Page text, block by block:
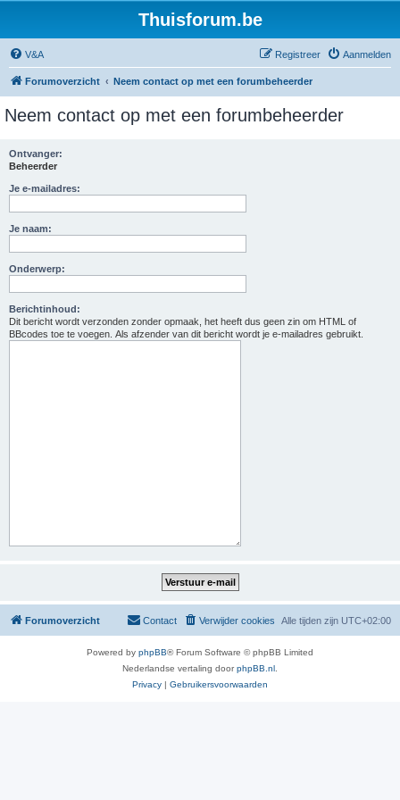
Thuisforum.be
V&A Aanmelden
Registreer
Forumoverzicht Neem contact op met een forumbeheerder
Neem contact op met een forumbeheerder
Ontvanger:
Beheerder
Je e-mailadres:
Je naam:
Onderwerp:
Berichtinhoud:
Dit bericht wordt verzonden zonder opmaak, het heeft dus geen zin om HTML of
BBcodes toe te voegen. Als afzender van dit bericht wordt je e-mailadres gebruikt.
Forumoverzicht Alle tijden zijn UTC+02:00
Verwijder cookies
Contact
Powered by phpBB® Forum Software © phpBB Limited
Nederlandse vertaling doorphpBB.nl
Privacy | Gebruikersvoorwaarden